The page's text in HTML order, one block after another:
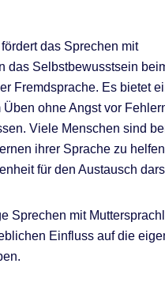
das Sprechen mit
das Selbstbewusstsein
Fremdsprache. Es bietet
Üben ohne Angst vor
Viele Menschen sind
ihrer Sprache zu
für den Austausch
Sprechen mit
Einfluss auf die